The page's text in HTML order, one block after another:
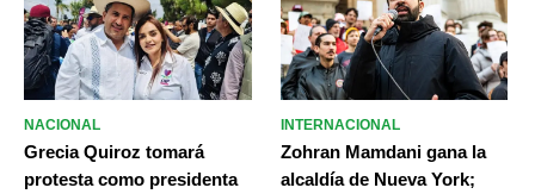
NACIONAL
Grecia Quiroz tomará
protesta como presidenta
INTERNACIONAL
Zohran Mamdani gana la
alcaldía de Nueva York;